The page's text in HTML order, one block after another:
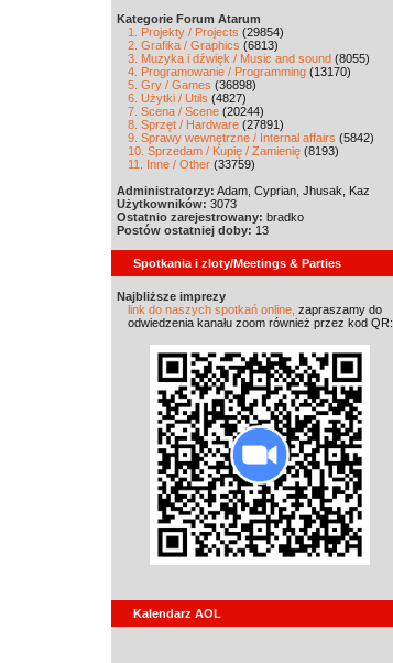
Kategorie Forum Atarum
1. Projekty / Projects (29854)
2. Grafika / Graphics (6813)
3. Muzyka i dźwięk / Music and sound (8055)
4. Programowanie / Programming (13170)
5. Gry / Games (36898)
6. Użytki / Utils (4827)
7. Scena / Scene (20244)
8. Sprzęt / Hardware (27891)
9. Sprawy wewnętrzne / Internal affairs (5842)
10. Sprzedam / Kupię / Zamienię (8193)
11. Inne / Other (33759)
Administratorzy: Adam, Cyprian, Jhusak, Kaz
Użytkowników: 3073
Ostatnio zarejestrowany: bradko
Postów ostatniej doby: 13
Spotkania i zloty/Meetings & Parties
Najbliższe imprezy
link do naszych spotkań online, zapraszamy do
odwiedzenia kanału zoom również przez kod QR:
Kalendarz AOL